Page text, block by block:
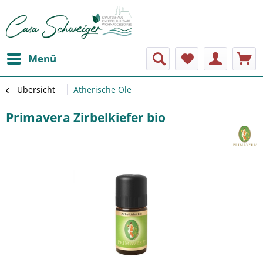
Menü
Übersicht Ätherische Öle
Primavera Zirbelkiefer bio